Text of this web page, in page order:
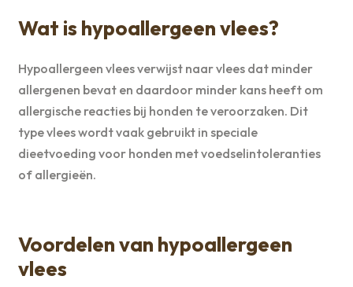
Wat is hypoallergeen vlees?
Hypoallergeen vlees verwijst naar vlees dat minder
allergenen bevat en daardoor minder kans heeft om
allergische reacties bij honden te veroorzaken. Dit
type vlees wordt vaak gebruikt in speciale
dieetvoeding voor honden met voedselintoleranties
of allergieën.
Voordelen van hypoallergeen
vlees